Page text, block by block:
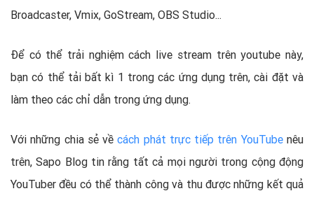
Broadcaster, Vmix, GoStream, OBS Studio...
Để có thể trải nghiệm cách live stream trên youtube này,
bạn có thể tải bất kì 1 trong các ứng dụng trên, cài đặt và
làm theo các chỉ dẫn trong ứng dụng.
Với những chia sẻ vềcách phát trực tiếp trên YouTubenêu
trên, Sapo Blog tin rằng tất cả mọi người trong cộng động
YouTuber đều có thể thành công và thu được những kết quả